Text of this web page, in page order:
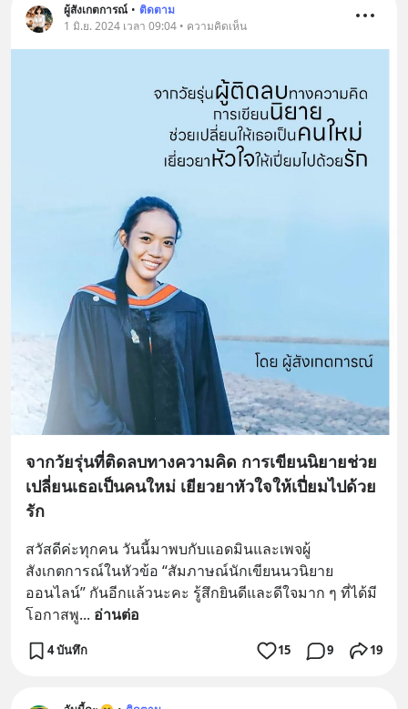
ผู้สังเกตการณ์ • ติดตาม
1 มิ.ย. 2024 เวลา 09:04 • ความคิดเห็น
จากวัยรุ่นที่ติดลบทางความคิด การเขียนนิยายช่วย
เปลี่ยนเธอเป็นคนใหม่ เยียวยาหัวใจให้เปี่ยมไปด้วย
รัก
สวัสดีค่ะทุกคน วันนี้มาพบกับแอดมินและเพจผู้
สังเกตการณ์ในหัวข้อ “สัมภาษณ์นักเขียนนวนิยาย
ออนไลน์” กันอีกแล้วนะคะ รู้สึกยินดีและดีใจมาก ๆ ที่ได้มี
โอกาสพู... อ่านต่อ
4 บันทึก 15 9 19